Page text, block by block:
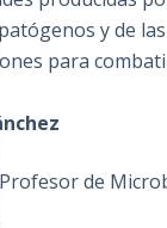
y de las
para
de